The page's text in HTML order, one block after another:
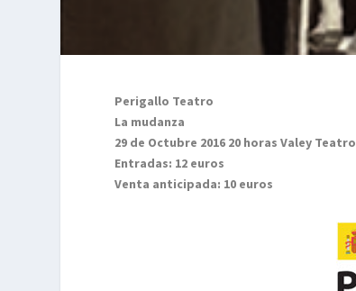
Perigallo Teatro
La mudanza
29 de Octubre 2016 20 horas Valey Teatro
Entradas: 12 euros
Venta anticipada: 10 euros